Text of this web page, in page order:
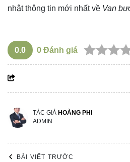
nhật thông tin mới nhất về Van
0.0 0 Đánh giá
TÁC GIẢ HOÀNG PHI
ADMIN
BÀI VIẾT TRƯỚC